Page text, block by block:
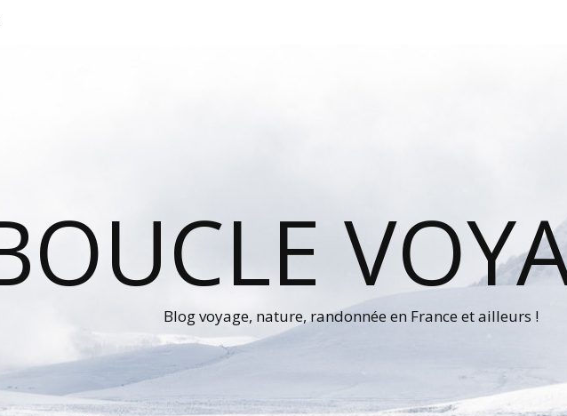
Blog voyage, nature, randonnée en France et ailleurs !